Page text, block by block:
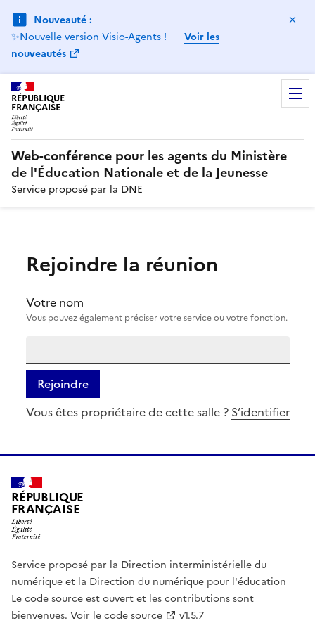
Nouveauté :
✨Nouvelle version Visio-Agents !
Voir les
nouveautés
RÉPUBLIQUE
FRANÇAISE
Web-conférence pour les agents du Ministère
de l'Éducation Nationale et de la Jeunesse
Service proposé par la DNE
Rejoindre la réunion
Votre nom
Vous pouvez également préciser votre service ou votre fonction.
Rejoindre
Vous êtes propriétaire de cette salle ? S’identifier
RÉPUBLIQUE
FRANÇAISE
Service proposé par la Direction interministérielle du
numérique et la Direction du numérique pour l'éducation
Le code source est ouvert et les contributions sont
bienvenues. Voir le code source v1.5.7